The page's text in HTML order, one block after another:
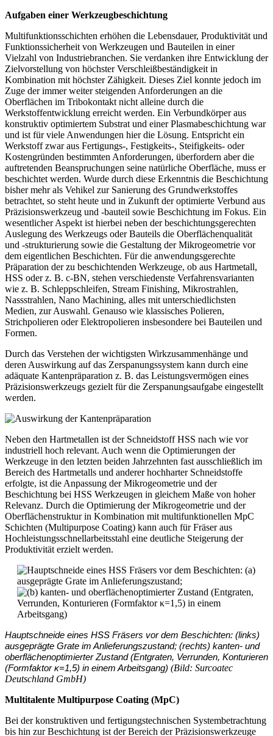
Aufgaben einer Werkzeugbeschichtung
Multifunktionsschichten erhöhen die Lebensdauer, Produktivität und
Funktionssicherheit von Werkzeugen und Bauteilen in einer
Vielzahl von Industriebranchen. Sie verdanken ihre Entwicklung der
Zielvorstellung von höchster Verschleißbeständigkeit in
Kombination mit höchster Zähigkeit. Dieses Ziel konnte jedoch im
Zuge der immer weiter steigenden Anforderungen an die
Oberflächen im Tribokontakt nicht alleine durch die
Werkstoffentwicklung erreicht werden. Ein Verbundkörper aus
konstruktiv optimiertem Substrat und einer Plasmabeschichtung war
und ist für viele Anwendungen hier die Lösung. Entspricht ein
Werkstoff zwar aus Fertigungs-, Festigkeits-, Steifigkeits- oder
Kostengründen bestimmten Anforderungen, überfordern aber die
auftretenden Beanspruchungen seine natürliche Oberfläche, muss er
beschichtet werden. Wurde durch diese Erkenntnis die Beschichtung
bisher mehr als Vehikel zur Sanierung des Grundwerkstoffes
betrachtet, so steht heute und in Zukunft der optimierte Verbund aus
Präzisionswerkzeug und -bauteil sowie Beschichtung im Fokus. Ein
wesentlicher Aspekt ist hierbei neben der beschichtungsgerechten
Auslegung des Werkzeugs oder Bauteils die Oberflächenqualität
und -strukturierung sowie die Gestaltung der Mikrogeometrie vor
dem eigentlichen Beschichten. Für die anwendungsgerechte
Präparation der zu beschichtenden Werkzeuge, ob aus Hartmetall,
HSS oder z. B. c-BN, stehen verschiedenste Verfahrensvarianten
wie z. B. Schleppschleifen, Stream Finishing, Mikrostrahlen,
Nassstrahlen, Nano Machining, alles mit unterschiedlichsten
Medien, zur Auswahl. Genauso wie klassisches Polieren,
Strichpolieren oder Elektropolieren insbesondere bei Bauteilen und
Formen.
Durch das Verstehen der wichtigsten Wirkzusammenhänge und
deren Auswirkung auf das Zerspanungssystem kann durch eine
adäquate Kantenpräparation z. B. das Leistungsvermögen eines
Präzisionswerkzeugs gezielt für die Zerspanungsaufgabe eingestellt
werden.
Neben den Hartmetallen ist der Schneidstoff HSS nach wie vor
industriell hoch relevant. Auch wenn die Optimierungen der
Werkzeuge in den letzten beiden Jahrzehnten fast ausschließlich im
Bereich des Hartmetalls und anderer hochharter Schneidstoffe
erfolgte, ist die Anpassung der Mikrogeometrie und der
Beschichtung bei HSS Werkzeugen in gleichem Maße von hoher
Relevanz. Durch die Optimierung der Mikrogeometrie und der
Oberflächenstruktur in Kombination mit multifunktionellen MpC
Schichten (Multipurpose Coating) kann auch für Fräser aus
Hochleistungsschnellarbeitsstahl eine deutliche Steigerung der
Produktivität erzielt werden.
Hauptschneide eines HSS Fräsers vor dem Beschichten: (links)
ausgeprägte Grate im Anlieferungszustand; (rechts) kanten- und
oberflächenoptimierter Zustand (Entgraten, Verrunden, Konturieren
(Formfaktor κ=1,5) in einem Arbeitsgang) (Bild: Surcoatec
Deutschland GmbH)
Multitalente Multipurpose Coating (MpC)
Bei der konstruktiven und fertigungstechnischen Systembetrachtung
bis hin zur Beschichtung ist der Bereich der Präzisionswerkzeuge